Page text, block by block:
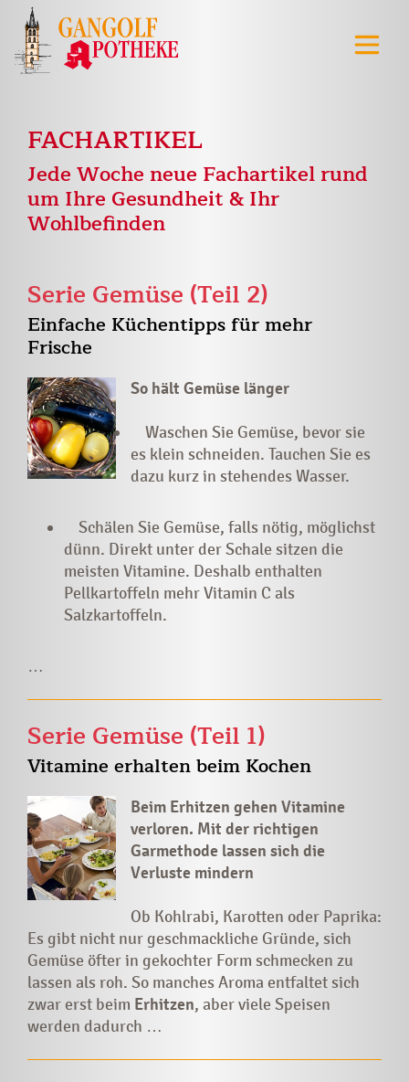
FACHARTIKEL
Jede Woche neue Fachartikel rund
um Ihre Gesundheit & Ihr
Wohlbefinden
Serie Gemüse (Teil 2)
Einfache Küchentipps für mehr
Frische
So hält Gemüse länger
Waschen Sie Gemüse, bevor sie
es klein schneiden. Tauchen Sie es
dazu kurz in stehendes Wasser.
Schälen Sie Gemüse, falls nötig, möglichst
dünn. Direkt unter der Schale sitzen die
meisten Vitamine. Deshalb enthalten
Pellkartoffeln mehr Vitamin C als
Salzkartoffeln.
…
Serie Gemüse (Teil 1)
Vitamine erhalten beim Kochen
Beim Erhitzen gehen Vitamine
verloren. Mit der richtigen
Garmethode lassen sich die
Verluste mindern
Ob Kohlrabi, Karotten oder Paprika:
Es gibt nicht nur geschmackliche Gründe, sich
Gemüse öfter in gekochter Form schmecken zu
lassen als roh. So manches Aroma entfaltet sich
zwar erst beim Erhitzen, aber viele Speisen
werden dadurch …